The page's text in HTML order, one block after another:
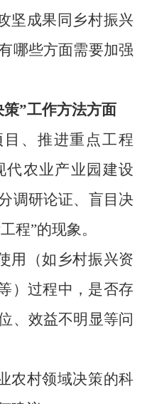
坚成果同乡村振兴
哪些方面需要加强
策”工作方法方面
、推进重点工程
代农业产业园建设
调研论证、盲目决
程”的现象。
用（如乡村振兴资
）过程中，是否存
、效益不明显等问
农村领域决策的科